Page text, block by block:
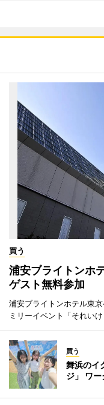
買う
浦安ブライトンホ
ゲスト無料参加
浦安ブライトンホテル東
ミリーイベント「それい
買う
舞浜のイ
ジ」 ワ